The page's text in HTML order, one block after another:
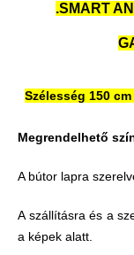
.SMART
Szélesség 150
Megrendelhető
A bútor lapra
A szállításra és a
a képek alatt.